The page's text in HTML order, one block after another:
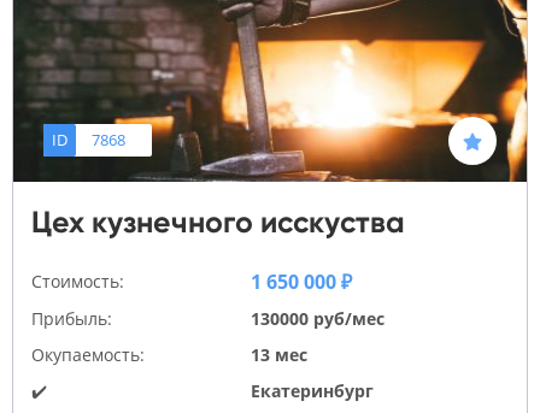
ID 7868
Цех кузнечного исскуства
Стоимость: 1 650 000 ₽
Прибыль:
130000 руб/мес
Окупаемость:
13 мес
✔️
Екатеринбург